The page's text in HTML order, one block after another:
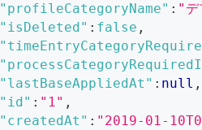
"profileCategoryName" : "デ
"isDeleted" : false ,
"lastBaseAppliedAt" : null ,
"id" : "1" ,
"createdAt" : "2019-01-